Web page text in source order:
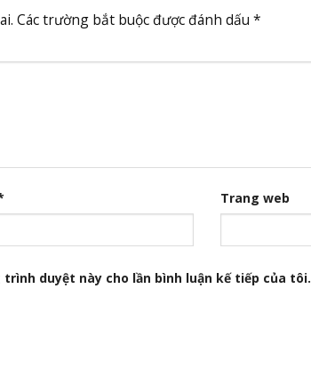
Các trường bắt buộc được đánh dấu *
Trang web
duyệt này cho lần bình luận kế tiếp của tôi.